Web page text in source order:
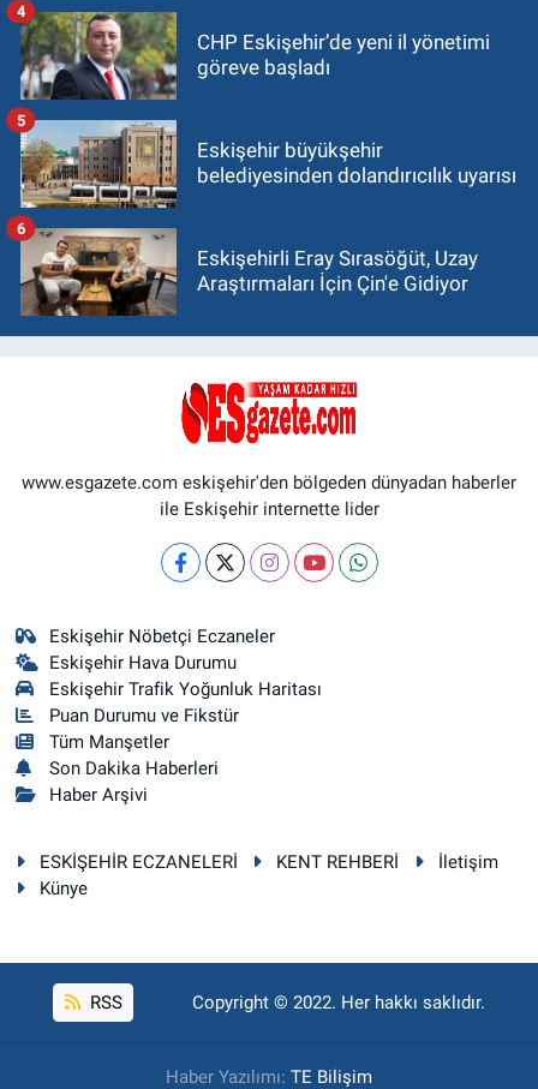
CHP Eskişehir’de yeni il yönetimi
göreve başladı
4
Eskişehir büyükşehir
belediyesinden dolandırıcılık uyarısı
5
Eskişehirli Eray Sırasöğüt, Uzay
Araştırmaları İçin Çin'e Gidiyor
6
www.esgazete.com eskişehir'den bölgeden dünyadan haberler
ile Eskişehir internette lider
Eskişehir Nöbetçi Eczaneler
Eskişehir Hava Durumu
Eskişehir Trafik Yoğunluk Haritası
Puan Durumu ve Fikstür
Tüm Manşetler
Son Dakika Haberleri
Haber Arşivi
ESKİŞEHİR ECZANELERİ KENT REHBERİ
İletişim
Künye
RSS Copyright © 2022. Her hakkı saklıdır.
Haber Yazılımı: TE Bilişim